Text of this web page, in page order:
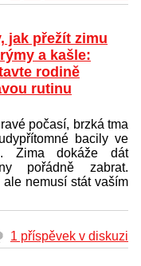
jak přežít zimu
a kašle:
rodině
rutinu
počasí, brzká tma
bacily ve
Zima dokáže dát
pořádně zabrat.
nemusí stát vaším
1 příspěvek v diskuzi